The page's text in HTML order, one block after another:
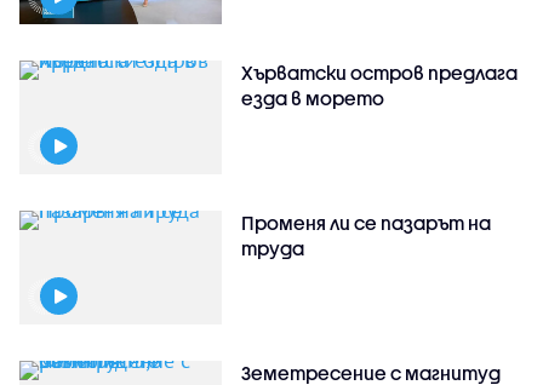
Хърватски остров предлага
езда в морето
Променя ли се пазарът на
труда
Земетресение с магнитуд